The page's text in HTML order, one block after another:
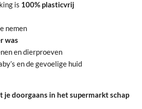
is 100% plasticvrij
nemen
was
en dierproeven
en de gevoelige huid
je doorgaans in het supermarkt schap